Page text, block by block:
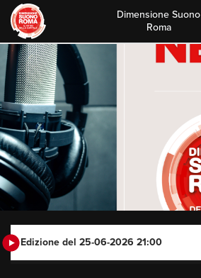
Skip
to
content
Dimensione Suono
Roma
Edizione del 25-06-2026 21:00